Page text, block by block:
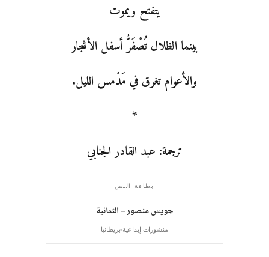
يتفتح ويموت
بينما الظلال تُصْفَرُّ أسفل الأشجار
والأعوام تغرق في مَدْمس الليل.
*
ترجمة: عبد القادر الجنابي
بطاقة النص
جويس منصور – الثمانية
منشورات إبداعية بريطانيا